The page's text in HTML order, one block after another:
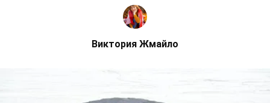
Виктория Жмайло